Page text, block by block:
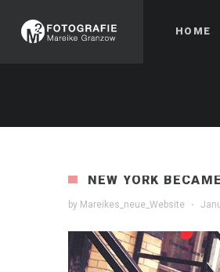
HOME
NEW YORK
by Mareikes_neue_Website ·